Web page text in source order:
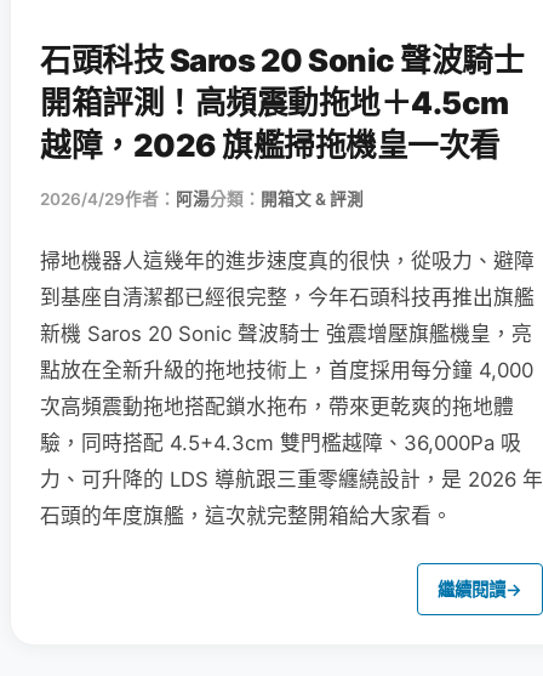
石頭科技 Saros 20 Sonic 聲波騎士
開箱評測！高頻震動拖地＋4.5cm
越障，2026 旗艦掃拖機皇一次看
2026/4/29作者： 阿湯分類： 開箱文 & 評測
掃地機器人這幾年的進步速度真的很快，從吸力、避障
到基座自清潔都已經很完整，今年石頭科技再推出旗艦
新機 Saros 20 Sonic 聲波騎士 強震增壓旗艦機皇，亮
點放在全新升級的拖地技術上，首度採用每分鐘 4,000
次高頻震動拖地搭配鎖水拖布，帶來更乾爽的拖地體
驗，同時搭配 4.5+4.3cm 雙門檻越障、36,000Pa 吸
力、可升降的 LDS 導航跟三重零纏繞設計，是 2026 年
石頭的年度旗艦，這次就完整開箱給大家看。
繼續閱讀→